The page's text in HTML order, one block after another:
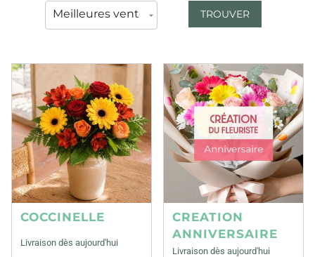
TROUVER
COCCINELLE
Livraison dès aujourd'hui
CREATION
ANNIVERSAIRE
Livraison dès aujourd'hui